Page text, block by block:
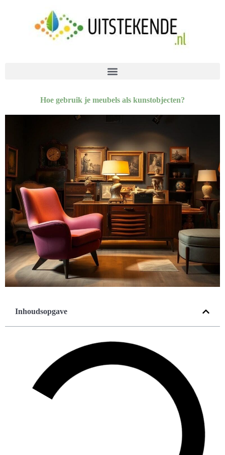
Hoe gebruik je meubels als kunstobjecten?
Inhoudsopgave